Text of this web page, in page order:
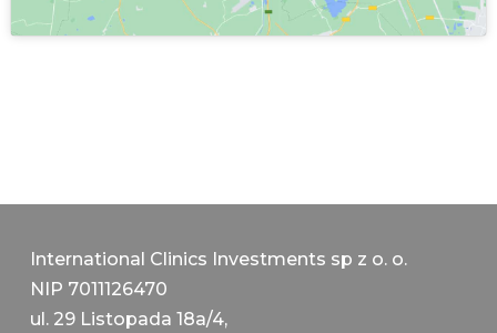
International Clinics Investments sp z o. o.
NIP 7011126470
ul. 29 Listopada 18a/4,